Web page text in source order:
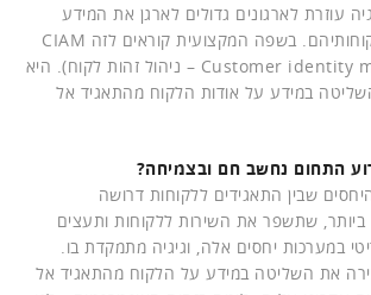
עוזרת לארגונים גדולים לארגן את המידע
שנצבר אצלם על לקוחותיהם. בשפה המקצועית קוראים לזה CIAM
(ר"ת Customer identity management – ניהול זהות לקוח). היא
במידע על אודות הלקוח מהתאגיד אל
התחום נחשב חם ובצמיחה?
שבין התאגידים ללקוחות דרושה
שתשפר את השירות ללקוחות ותעצים
במערכות יחסים אלה, וגיגיה מתמקדת בו.
את השליטה במידע על הלקוח מהתאגיד אל